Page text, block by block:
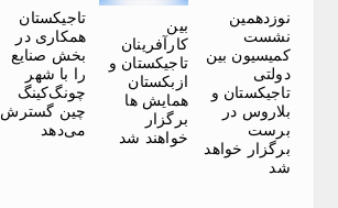
نوزدهمین
نشست
کمیسیون بین
دولتی
تاجیکستان و
بلاروس در
برست
برگزار خواهد
شد
بین
کارآفرینان
تاجیکستان و
ازبکستان
همایش ها
برگزار
خواهند شد
تاجیکستان
همکاری در
بخش صنایع
را با شهر
چونگ‌کینگ
چین گسترش
می‌دهد